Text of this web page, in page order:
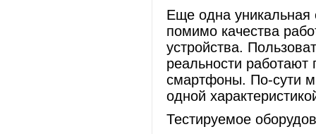
Еще одна уникальная
помимо качества
устройства.
реальности
смартфоны. По-сути
одной
Тестируемое